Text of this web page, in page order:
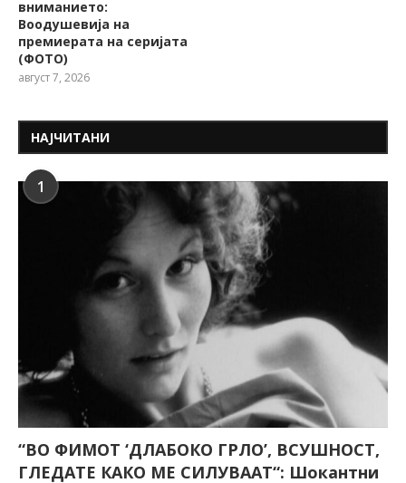
вниманието:
Воодушевија на
премиерата на серијата
(ФОТО)
август 7, 2026
НАЈЧИТАНИ
1
“ВО ФИМОТ ‘ДЛАБОКО ГРЛО’, ВСУШНОСТ,
ГЛЕДАТЕ КАКО МЕ СИЛУВААТ“: Шокантни